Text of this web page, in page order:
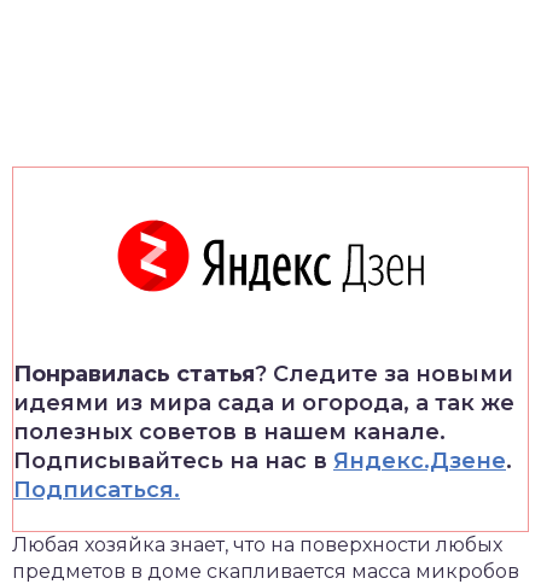
Понравилась статья? Следите за новыми
идеями из мира сада и огорода, а так же
полезных советов в нашем канале.
Подписывайтесь на нас в Яндекс.Дзене.
Подписаться.
Любая хозяйка знает, что на поверхности любых
предметов в доме скапливается масса микробов